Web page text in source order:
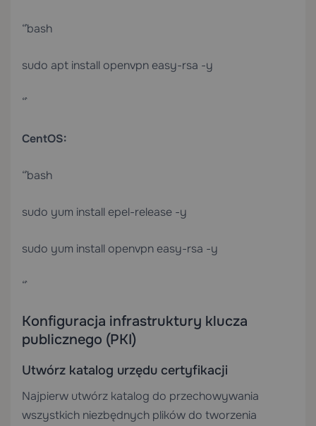
“`bash
sudo apt install openvpn easy-rsa -y
“`
CentOS:
“`bash
sudo yum install epel-release -y
sudo yum install openvpn easy-rsa -y
“`
Konfiguracja infrastruktury klucza
publicznego (PKI)
Utwórz katalog urzędu certyfikacji
Najpierw utwórz katalog do przechowywania
wszystkich niezbędnych plików do tworzenia